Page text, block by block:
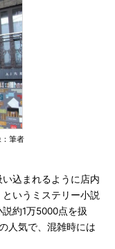
筆者
込まれるように店内
いうミステリー小説
約1万5000点を扱
人気で、混雑時には